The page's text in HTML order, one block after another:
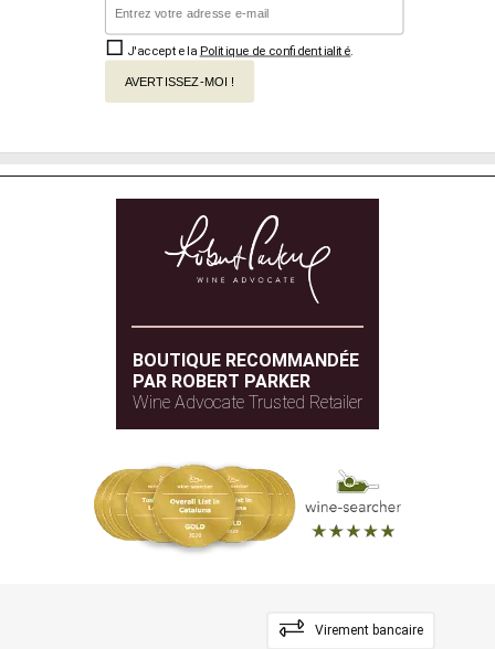
J'accepte la Politique de confidentialité
AVERTISSEZ-MOI !
BOUTIQUE RECOMMANDÉE
PAR ROBERT PARKER
Wine Advocate Trusted Retailer
Virement bancaire